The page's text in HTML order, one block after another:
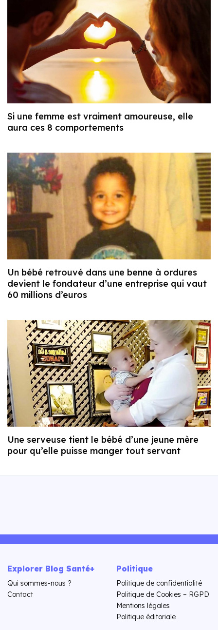
Si une femme est vraiment amoureuse, elle
aura ces 8 comportements
Un bébé retrouvé dans une benne à ordures
devient le fondateur d’une entreprise qui vaut
60 millions d’euros
Une serveuse tient le bébé d’une jeune mère
pour qu’elle puisse manger tout servant
Explorer Blog Santé+
Qui sommes-nous ?
Contact
Politique
Politique de confidentialité
Politique de Cookies – RGPD
Mentions légales
Politique éditoriale